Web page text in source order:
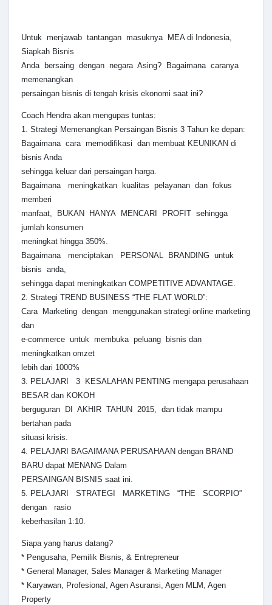
Untuk menjawab tantangan masuknya MEA di Indonesia,
Siapkah Bisnis
Anda bersaing dengan negara Asing? Bagaimana caranya
memenangkan
persaingan bisnis di tengah krisis ekonomi saat ini?
Coach Hendra akan mengupas tuntas:
1. Strategi Memenangkan Persaingan Bisnis 3 Tahun ke depan:
Bagaimana cara memodifikasi dan membuat KEUNIKAN di
bisnis Anda
sehingga keluar dari persaingan harga.
Bagaimana meningkatkan kualitas pelayanan dan fokus
memberi
manfaat, BUKAN HANYA MENCARI PROFIT sehingga
jumlah konsumen
meningkat hingga 350%.
Bagaimana menciptakan PERSONAL BRANDING untuk
bisnis anda,
sehingga dapat meningkatkan COMPETITIVE ADVANTAGE.
2. Strategi TREND BUSINESS “THE FLAT WORLD”:
Cara Marketing dengan menggunakan strategi online marketing
dan
e-commerce untuk membuka peluang bisnis dan
meningkatkan omzet
lebih dari 1000%
3. PELAJARI 3 KESALAHAN PENTING mengapa perusahaan
BESAR dan KOKOH
berguguran DI AKHIR TAHUN 2015, dan tidak mampu
bertahan pada
situasi krisis.
4. PELAJARI BAGAIMANA PERUSAHAAN dengan BRAND
BARU dapat MENANG Dalam
PERSAINGAN BISNIS saat ini.
5. PELAJARI STRATEGI MARKETING “THE SCORPIO”
dengan rasio
keberhasilan 1:10.
Siapa yang harus datang?
* Pengusaha, Pemilik Bisnis, & Entrepreneur
* General Manager, Sales Manager & Marketing Manager
* Karyawan, Profesional, Agen Asuransi, Agen MLM, Agen
Property